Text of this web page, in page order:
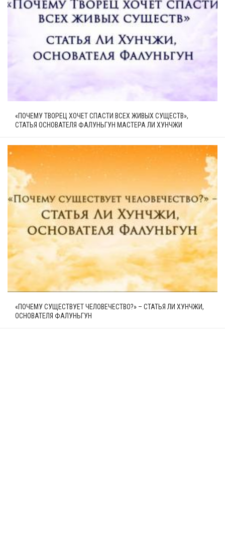
«ПОЧЕМУ ТВОРЕЦ ХОЧЕТ СПАСТИ ВСЕХ ЖИВЫХ СУЩЕСТВ»,
СТАТЬЯ ОСНОВАТЕЛЯ ФАЛУНЬГУН МАСТЕРА ЛИ ХУНЧЖИ
«ПОЧЕМУ СУЩЕСТВУЕТ ЧЕЛОВЕЧЕСТВО?» – СТАТЬЯ ЛИ ХУНЧЖИ,
ОСНОВАТЕЛЯ ФАЛУНЬГУН